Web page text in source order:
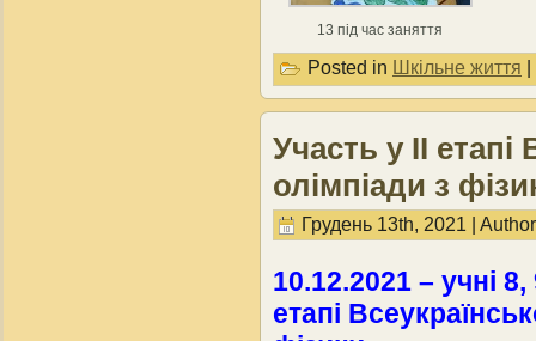
13 під час заняття
Posted in Шкільне життя
Участь у ІІ етапі
олімпіади з
Грудень 13th, 2021 |
10.12.2021 – учні 8,
етапі